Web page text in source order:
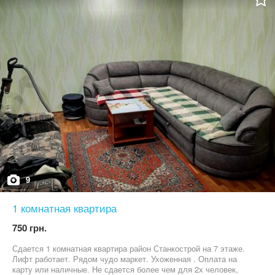
документы ("с пропиской"), просьба относится с пониманием к
9
1 комнатная квартира
750 грн.
Сдается 1 комнатная квартира район Станкострой на 7 этаже.
Лифт работает. Рядом чудо маркет. Ухоженная . Оплата на
карту или наличные. Не сдается более чем для 2х человек,